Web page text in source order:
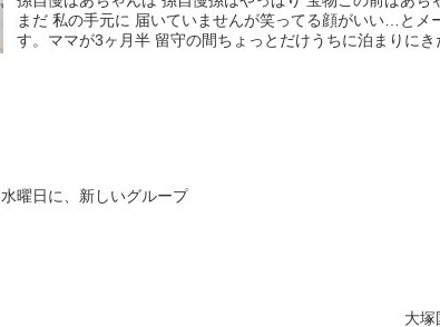
まだ 私の手元に 届いていませんが笑ってる顔がいい…とメ
す。ママが3ヶ月半 留守の間ちょっとだけうちに泊まりにき
水曜日に、新しいグループ
大塚